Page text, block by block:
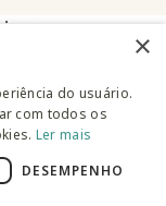
×
do usuário.
com todos os
Ler mais
DESEMPENHO